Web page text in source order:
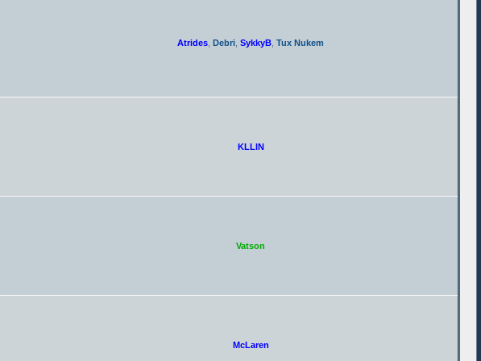
Atrides Debri SykkyB Tux Nukem
KLLIN
Vatson
McLaren